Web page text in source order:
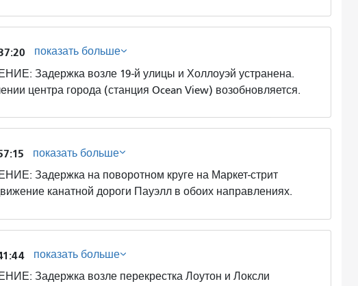
показать больше
Задержка возле 19-й улицы и Холлоуэй устранена.
центра города (станция Ocean View) возобновляется.
показать больше
Задержка на поворотном круге на Маркет-стрит
канатной дороги Пауэлл в обоих направлениях.
показать больше
Задержка возле перекрестка Лоутон и Локсли